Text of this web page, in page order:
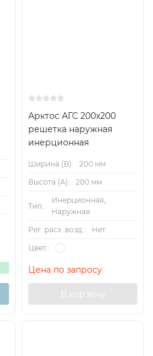
Арктос АГС 200x200
решетка наружная
инерционная
Ширина (B):
200 мм
Высота (А):
200 мм
Тип.:
Инерционная,
Наружная
Рег. расх. возд.:
Нет
Цвет.:
Цена по запросу
В корзину